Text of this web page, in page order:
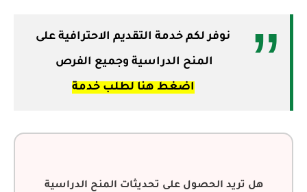
نوفر لكم خدمة التقديم الاحترافية على
المنح الدراسية وجميع الفرص
اضغط هنا لطلب خدمة
هل تريد الحصول على تحديثات المنح الدراسية